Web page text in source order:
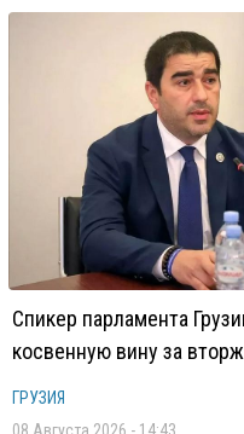
Спикер парламента
косвенную вину за
ГРУЗИЯ